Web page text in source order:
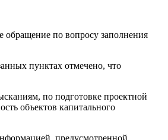
обращение по вопросу заполнения
пунктах отмечено, что
по подготовке проектной
объектов капитального
предусмотренной